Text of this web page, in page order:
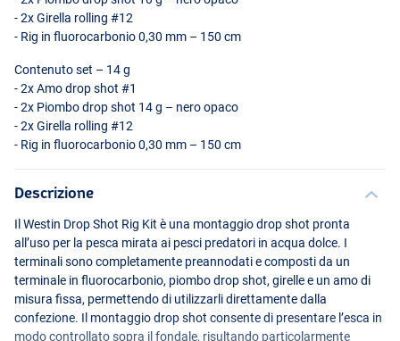
- 2x Girella rolling #12
- Rig in fluorocarbonio 0,30 mm – 150 cm
Contenuto set – 14 g
- 2x Amo drop shot #1
- 2x Piombo drop shot 14 g – nero opaco
- 2x Girella rolling #12
- Rig in fluorocarbonio 0,30 mm – 150 cm
Descrizione
Il Westin Drop Shot Rig Kit è una montaggio drop shot pronta
all’uso per la pesca mirata ai pesci predatori in acqua dolce. I
terminali sono completamente preannodati e composti da un
terminale in fluorocarbonio, piombo drop shot, girelle e un amo di
misura fissa, permettendo di utilizzarli direttamente dalla
confezione. Il montaggio drop shot consente di presentare l’esca in
modo controllato sopra il fondale, risultando particolarmente